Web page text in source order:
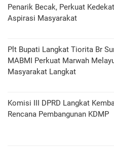
Penarik Becak, Perkuat
Aspirasi Masyarakat
Plt Bupati Langkat Tiorita Br
MABMI Perkuat Marwah
Masyarakat Langkat
Komisi III DPRD Langkat
Rencana Pembangunan KDMP